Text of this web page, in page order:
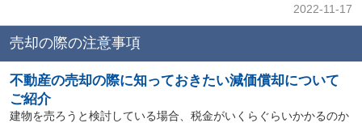
2022-11-17
売却の際の注意事項
不動産の売却の際に知っておきたい減価償却について
ご紹介
建物を売ろうと検討している場合、税金がいくらぐらいかかるのか